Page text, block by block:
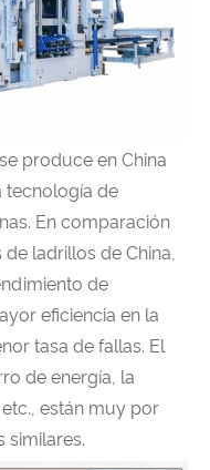
produce en China
tecnología de
En comparación
ladrillos de China,
de
eficiencia en la
tasa de fallas. El
de energía, la
están muy por
similares.